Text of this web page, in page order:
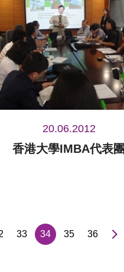
20.06.2012
香港大學IMBA代表團
33 34 35 36